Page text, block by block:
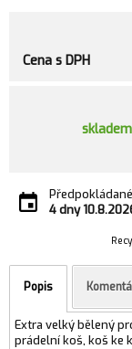
Cena s DPH
skladem
4 dny
Popis
Extra velký bělený
prádelní koš, koš ke